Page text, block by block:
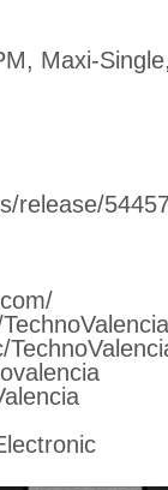
Maxi-
release/